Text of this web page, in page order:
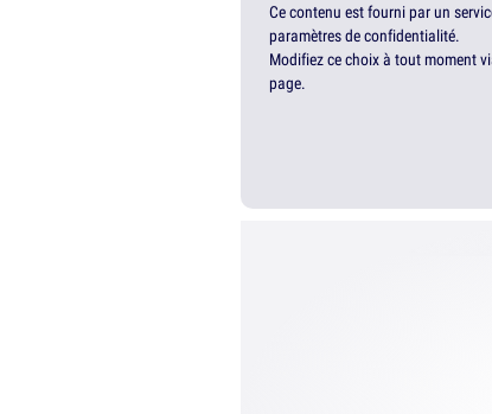
Ce contenu est fourni par un
paramètres de confidentialité.
Modifiez ce choix à tout moment
page.